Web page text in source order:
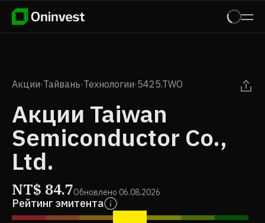
Акции·Тайвань·Технологии·5425.TWO
Акции Taiwan
Semiconductor Co.,
Ltd.
NT$ 84.7Обновлено 06.08.2026
Рейтинг эмитента